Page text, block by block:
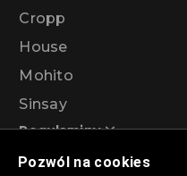
Pozwól na cookies
Cropp
House
Mohito
Sinsay
Regulaminy